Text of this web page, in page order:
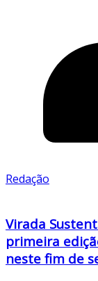
Redação
Virada
primeira
neste fim de